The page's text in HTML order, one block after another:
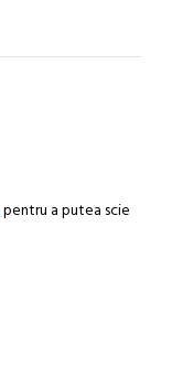
pentru a putea scie